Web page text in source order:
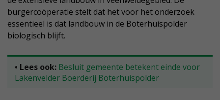
burgercoöperatie stelt dat het voor het onderzoek
essentieel is dat landbouw in de Boterhuispolder
biologisch blijft.
• Lees ook: Besluit gemeente betekent einde voor
Lakenvelder Boerderij Boterhuispolder